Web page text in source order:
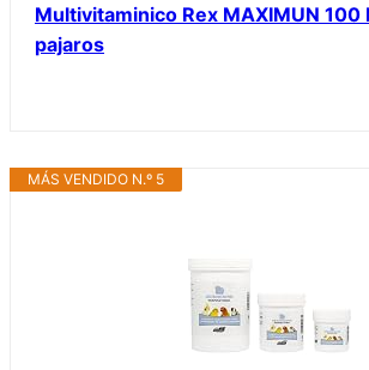
Multivitaminico Rex MAXIMUN 100
pajaros
MÁS VENDIDO N.º 5